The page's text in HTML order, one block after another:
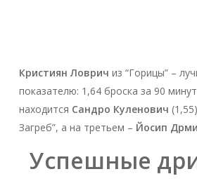
Кристиян Ловрич из “Горицы” –
показателю: 1,64 броска за 90
находится Сандро Куленович
Загреб”, а на третьем – Йосип
Успешные